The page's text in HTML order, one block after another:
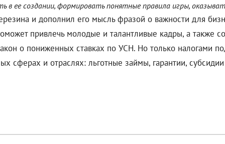
ее создании, формировать понятные правила игры,
и дополнил его мысль фразой о важности для
привлечь молодые и талантливые кадры, а также
о пониженных ставках по УСН. Но только налогами
сферах и отраслях: льготные займы, гарантии,